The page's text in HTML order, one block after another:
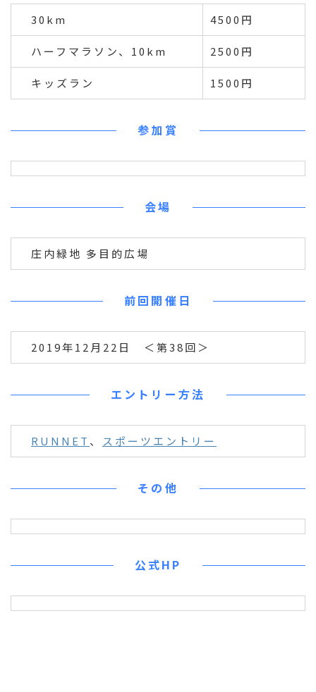
30km 4500円
ハーフマラソン、10km 2500円
キッズラン 1500円
参加賞
会場
庄内緑地 多目的広場
前回開催日
2019年12月22日 ＜第38回＞
エントリー方法
RUNNET 、 スポーツエントリー
その他
公式HP